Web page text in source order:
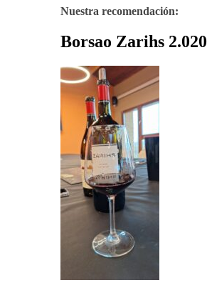
Nuestra recomendación:
Borsao Zarihs 2.020